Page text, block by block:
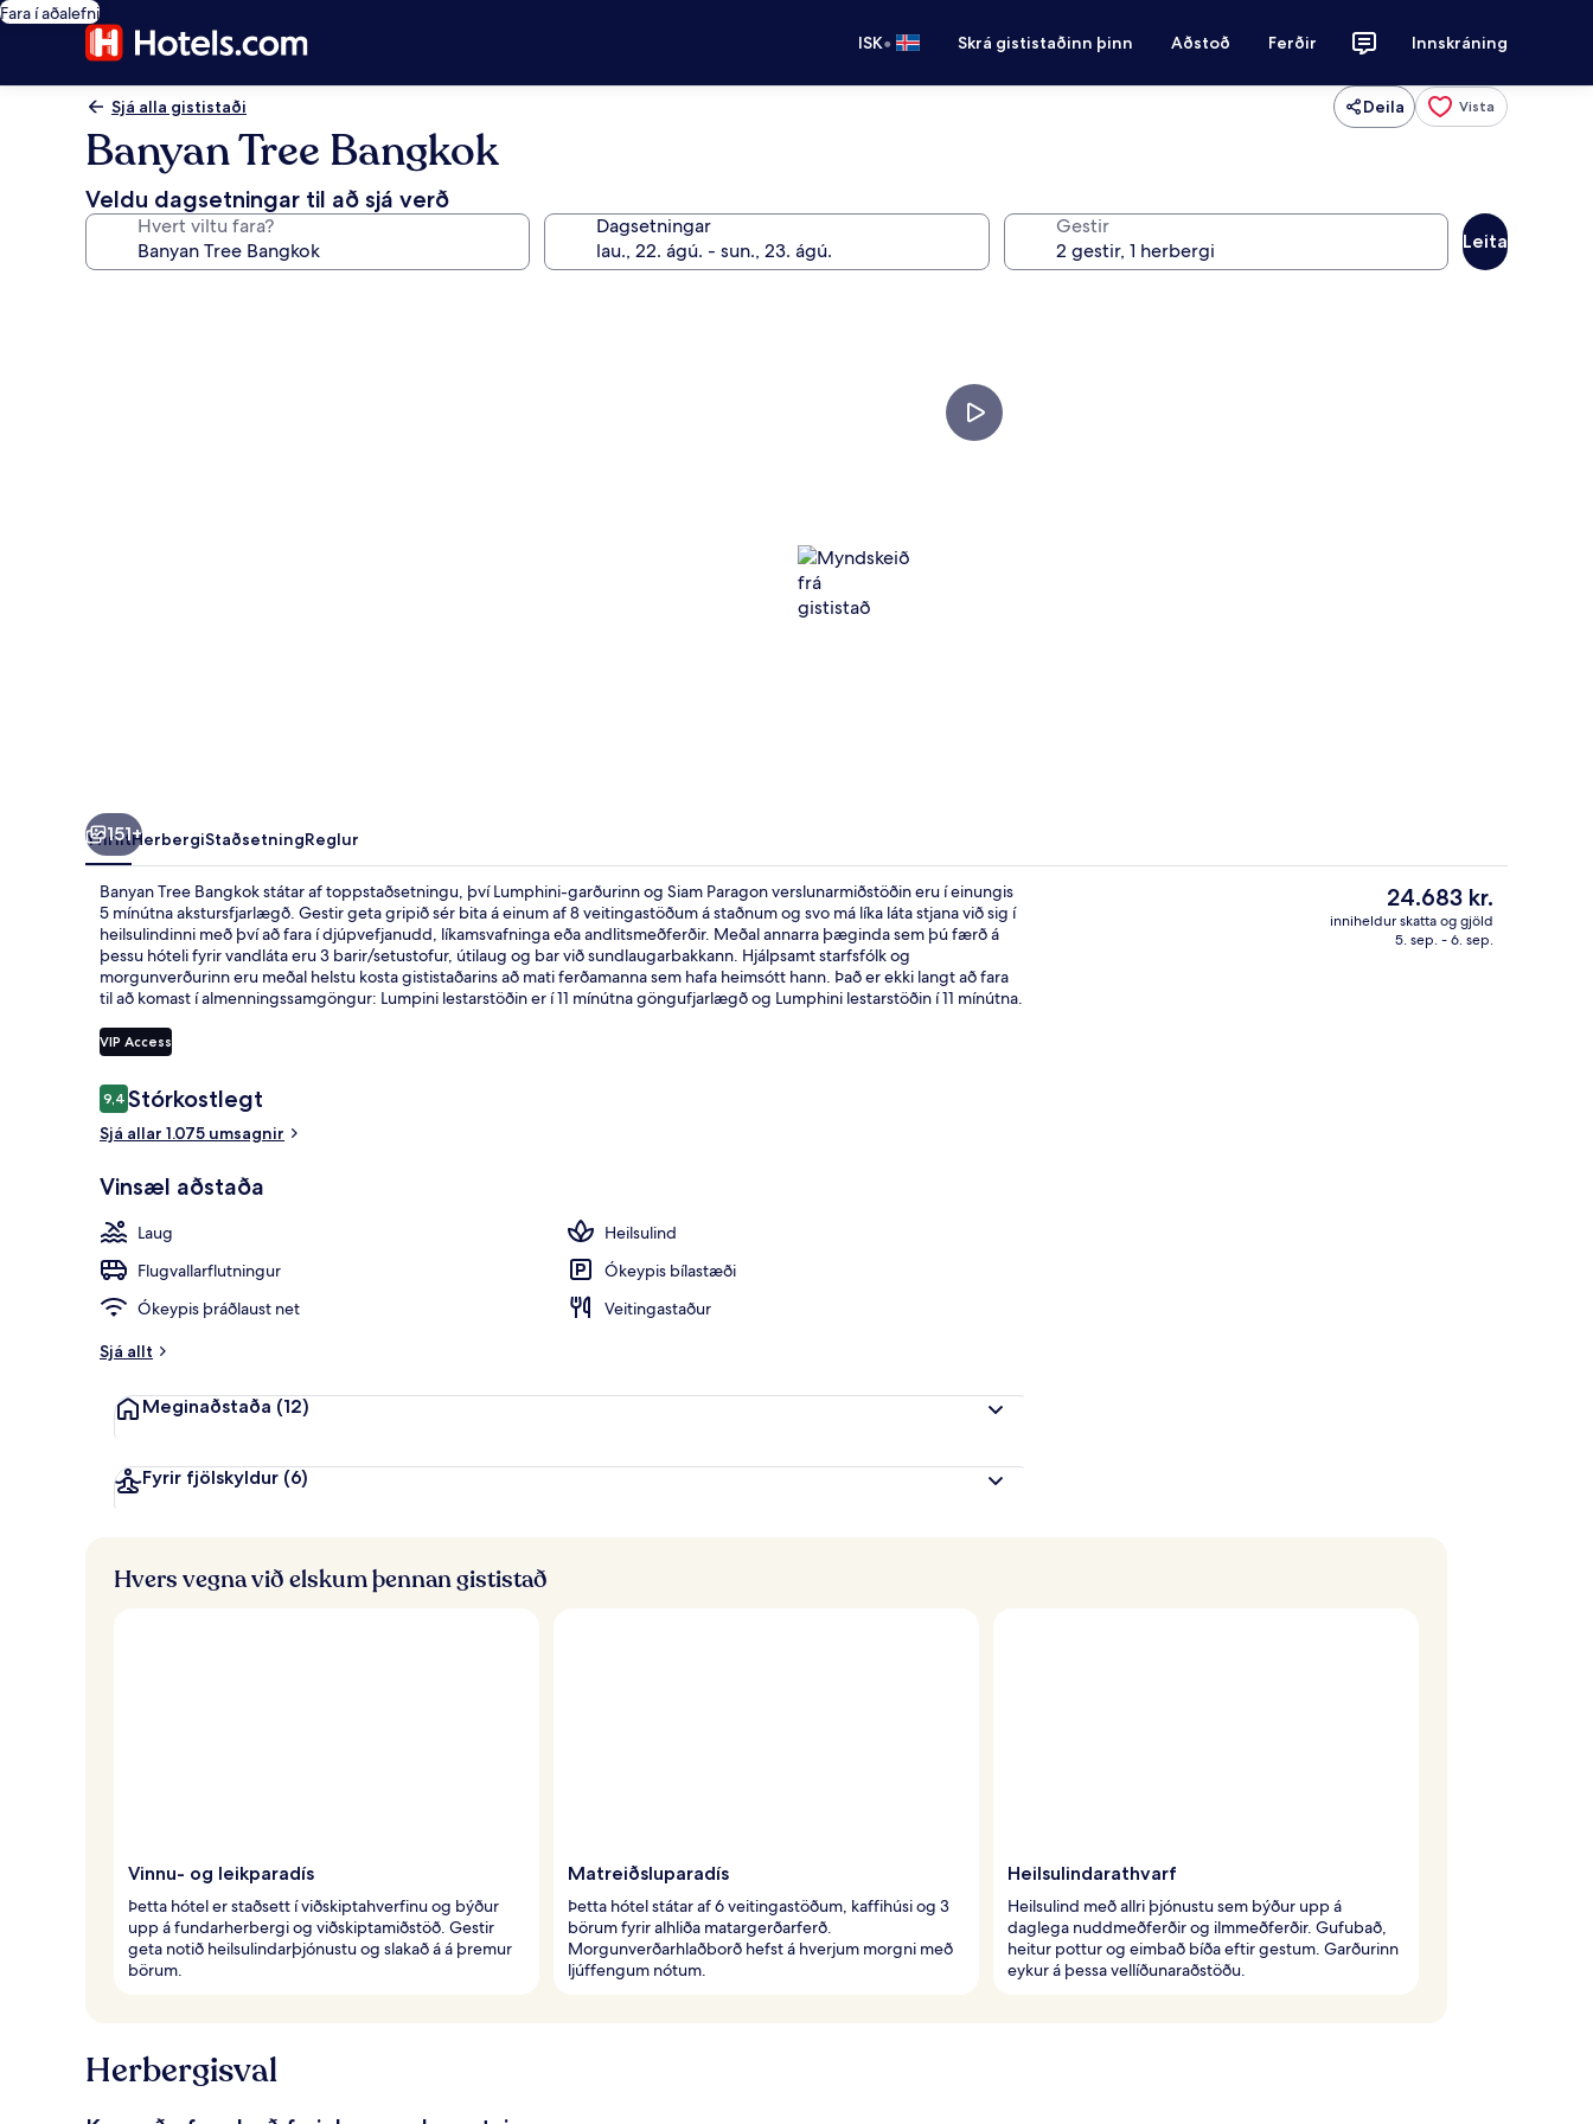
Fara í aðalefni
ISK• Skrá gististaðinn þinn Aðstoð Ferðir Innskráning
Sjá alla gististaði Deila Vista
Banyan Tree Bangkok
Veldu dagsetningar til að sjá verð
Hvert viltu fara? Dagsetningar Gestir
Leita
3 barir/setustofur, sundlaugabar
151+
YfirlitHerbergiStaðsetningReglur
Banyan Tree Bangkok státar af toppstaðsetningu, því Lumphini-garðurinn og Siam Paragon verslunarmiðstöðin eru í einungis
5 mínútna akstursfjarlægð. Gestir geta gripið sér bita á einum af 8 veitingastöðum á staðnum og svo má líka láta stjana við sig í
heilsulindinni með því að fara í djúpvefjanudd, líkamsvafninga eða andlitsmeðferðir. Meðal annarra þæginda sem þú færð á
þessu hóteli fyrir vandláta eru 3 barir/setustofur, útilaug og bar við sundlaugarbakkann. Hjálpsamt starfsfólk og
morgunverðurinn eru meðal helstu kosta gististaðarins að mati ferðamanna sem hafa heimsótt hann. Það er ekki langt að fara
til að komast í almenningssamgöngur: Lumpini lestarstöðin er í 11 mínútna göngufjarlægð og Lumphini lestarstöðin í 11 mínútna.
VIP Access
Umsagnir
9,49,4 af 10
Stórkostlegt
Sjá allar 1.075 umsagnir
Vinsæl aðstaða
Laug
Heilsulind
Flugvallarflutningur
Ókeypis bílastæði
Ókeypis þráðlaust net
Veitingastaður
Sjá allt
Meginaðstaða (12)
Fyrir fjölskyldur (6)
Núverandi
verð
er
24.683 kr.
inniheldur skatta og gjöld
5. sep. - 6. sep.
Hvers vegna við elskum þennan gististað
Vinnu- og leikparadís
Þetta hótel er staðsett í viðskiptahverfinu og býður
upp á fundarherbergi og viðskiptamiðstöð. Gestir
geta notið heilsulindarþjónustu og slakað á á þremur
börum.
Matreiðsluparadís
Þetta hótel státar af 6 veitingastöðum, kaffihúsi og 3
börum fyrir alhliða matargerðarferð.
Morgunverðarhlaðborð hefst á hverjum morgni með
ljúffengum nótum.
Heilsulindarathvarf
Heilsulind með allri þjónustu sem býður upp á
daglega nuddmeðferðir og ilmmeðferðir. Gufubað,
heitur pottur og eimbað bíða eftir gestum. Garðurinn
eykur á þessa vellíðunaraðstöðu.
Herbergisval